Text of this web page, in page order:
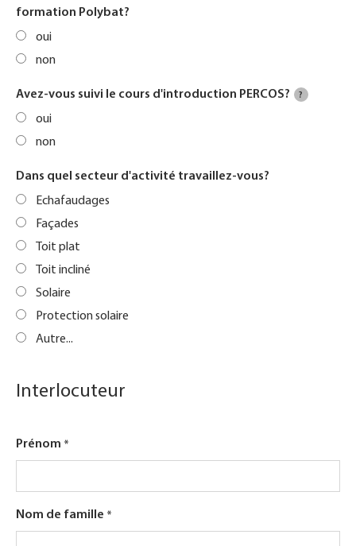
formation Polybat?
oui
non
Avez-vous suivi le cours d'introduction PERCOS? ?
oui
non
Dans quel secteur d'activité travaillez-vous?
Echafaudages
Façades
Toit plat
Toit incliné
Solaire
Protection solaire
Autre...
Interlocuteur
Prénom
Nom de famille